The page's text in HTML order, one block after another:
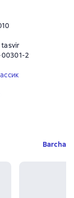
tasvir
2
Barcha